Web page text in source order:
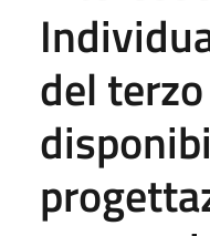
del